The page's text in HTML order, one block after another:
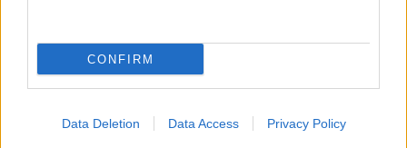
CONFIRM
Data Deletion Data Access Privacy Policy
Fontos a postaládákba költöző
széncinegék védelme